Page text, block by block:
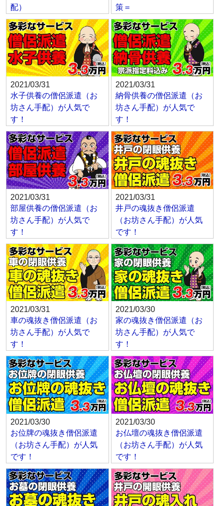
配）
策＝
2021/03/31
水子供養の僧侶派遣（お
坊さん手配）が人気で
す！
2021/03/31
納骨供養の僧侶派遣（お
坊さん手配）が人気で
す！
2021/03/31
部屋供養の僧侶派遣（お
坊さん手配）が人気で
す！
2021/03/31
井戸の魂抜き僧侶派遣
（お坊さん手配）が人気
です！
2021/03/31
車の魂抜き僧侶派遣（お
坊さん手配）が人気で
す！
2021/03/30
家の魂抜き僧侶派遣（お
坊さん手配）が人気で
す！
2021/03/30
お位牌の魂抜き僧侶派遣
（お坊さん手配）が人気
です！
2021/03/30
お仏壇の魂抜き僧侶派遣
（お坊さん手配）が人気
です！